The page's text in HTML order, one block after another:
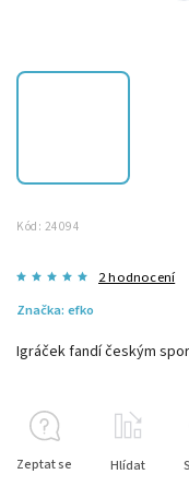
Kód: 24094
2 hodnocení
Značka: efko
Igráček fandí českým
Zeptat se Hlídat